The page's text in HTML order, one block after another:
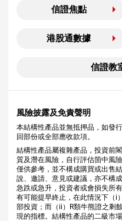
信證焦點
港股通數據
信證教
風險披露及免責聲明
本結構性產品並無抵押品，如發
回部份或全部應收款項。
結構性產品屬複雜產品，投資前
質及潛在風險，自行評估箇中風
僅供參考，並不構成購買或出售
說、邀請、意見或建議，亦不構
急跌或急升，投資者或會損失所
有可能提早終止，在此情況下（i
部投資；而（ii）R類牛熊證之剩
現的指標。結構性產品的二級市場